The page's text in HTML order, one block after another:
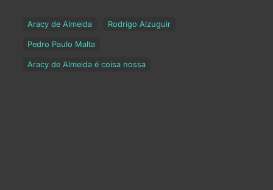
Aracy de Almeida Rodrigo Alzuguir
Pedro Paulo Malta
Aracy de Almeida é coisa nossa